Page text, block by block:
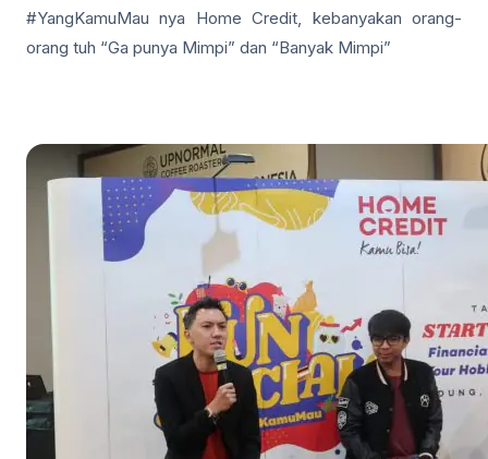
#YangKamuMau nya Home Credit, kebanyakan orang-
orang tuh “Ga punya Mimpi” dan “Banyak Mimpi”